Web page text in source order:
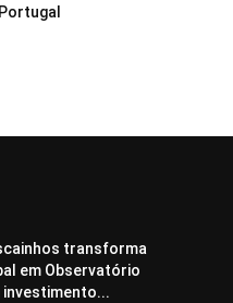
Portugal
transforma
em Observatório